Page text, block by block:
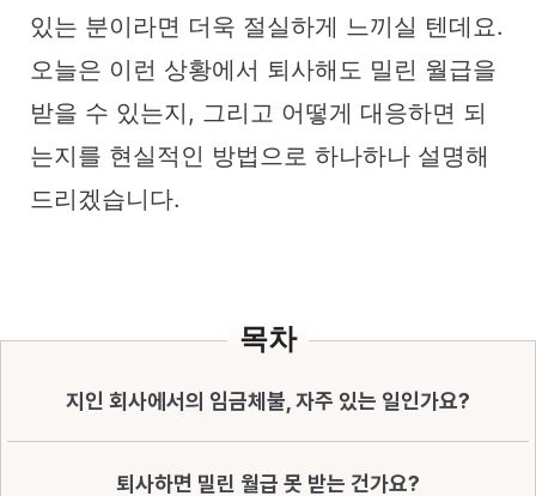
있는 분이라면 더욱 절실하게 느끼실 텐데요.
오늘은 이런 상황에서 퇴사해도 밀린 월급을
받을 수 있는지, 그리고 어떻게 대응하면 되
는지를 현실적인 방법으로 하나하나 설명해
드리겠습니다.
목차
지인 회사에서의 임금체불, 자주 있는 일인가요?
퇴사하면 밀린 월급 못 받는 건가요?